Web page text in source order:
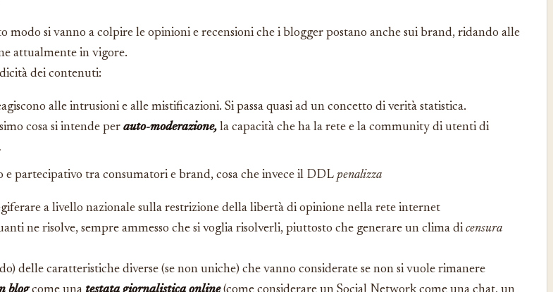
si vanno a colpire le opinioni e recensioni che i blogger postano anche sui brand, ridando alle
attualmente in vigore.
dei contenuti:
alle intrusioni e alle mistificazioni. Si passa quasi ad un concetto di verità statistica.
cosa si intende per auto-moderazione, la capacità che ha la rete e la community di utenti di
partecipativo tra consumatori e brand, cosa che invece il DDL penalizza
a livello nazionale sulla restrizione della libertà di opinione nella rete internet
ne risolve, sempre ammesso che si voglia risolverli, piuttosto che generare un clima di censura
delle caratteristiche diverse (se non uniche) che vanno considerate se non si vuole rimanere